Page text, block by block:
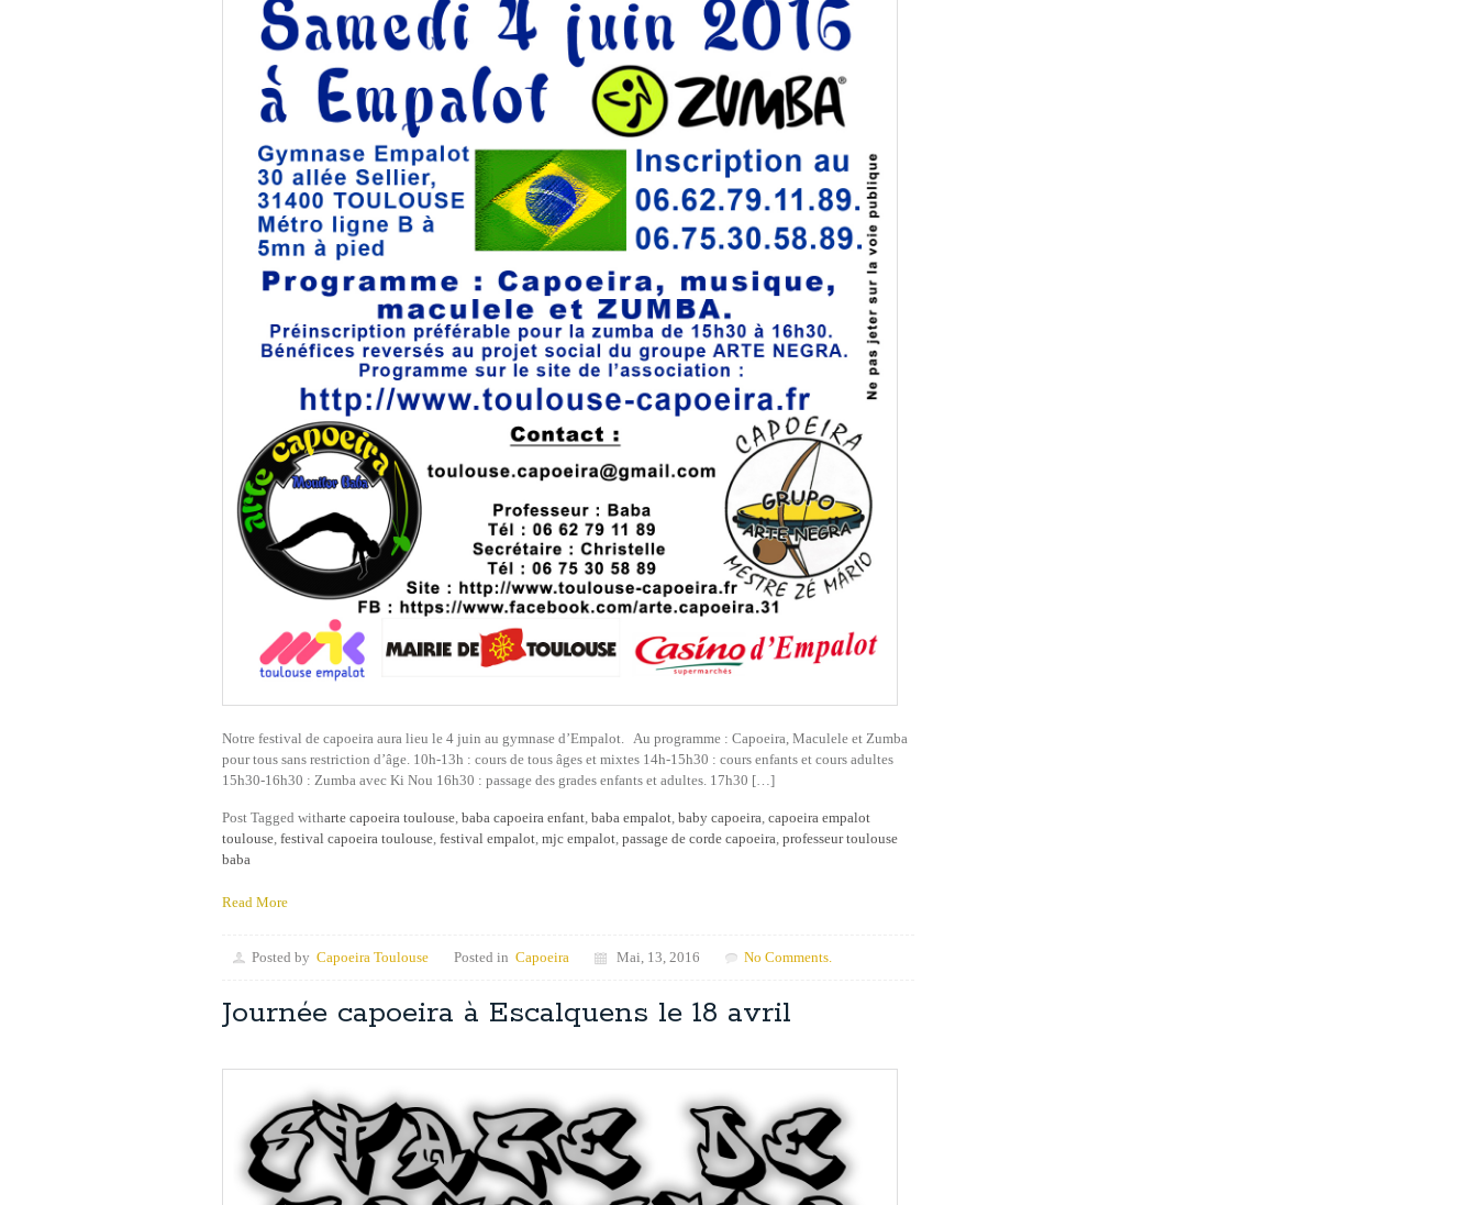
Notre festival de capoeira aura lieu le 4 juin au gymnase d’Empalot. Au programme : Capoeira, Maculele et Zumba
pour tous sans restriction d’âge. 10h-13h : cours de tous âges et mixtes 14h-15h30 : cours enfants et cours adultes
15h30-16h30 : Zumba avec Ki Nou 16h30 : passage des grades enfants et adultes. 17h30 […]
Post Tagged witharte capoeira toulouse baba capoeira enfant baba empalot baby capoeira capoeira empalot
toulouse festival capoeira toulouse festival empalot mjc empalot passage de corde capoeira professeur toulouse
baba
Read More
Posted by Capoeira Toulouse Posted in Capoeira Mai, 13, 2016 No Comments.
Journée capoeira à Escalquens le 18 avril